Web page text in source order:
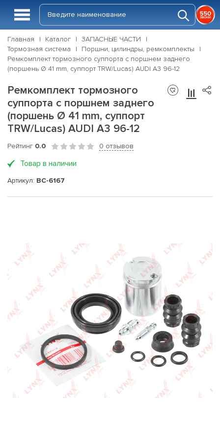
Главная Каталог
ЗАПАСНЫЕ ЧАСТИ
Тормозная система
Поршни, цилиндры, ремкомплекты
Ремкомплект тормозного суппорта с поршнем заднего
(поршень Ø 41 mm, суппорт TRW/Lucas) AUDI A3 96-12
Ремкомплект тормозного
суппорта с поршнем заднего
(поршень Ø 41 mm, суппорт
TRW/Lucas) AUDI A3 96-12
Рейтинг 0.0 0 отзывов
Товар в наличии
Артикул: BC-6167